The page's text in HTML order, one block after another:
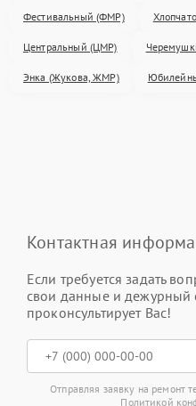
Фестивальный (ФМР)
Центральный (ЦМР)
Энка (Жукова, ЖМР)
Контактная
Если требуется задать
свои данные и дежурный
проконсультирует Вас!
Отправляя заявку на ремонт
Политикой